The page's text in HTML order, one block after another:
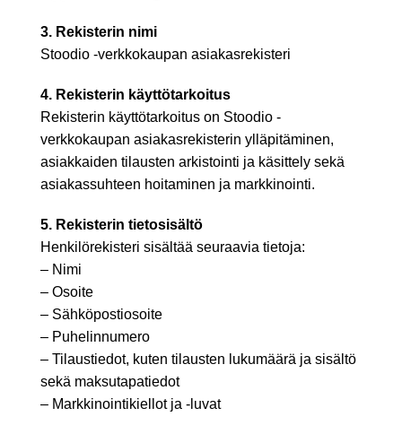
3. Rekisterin nimi
Stoodio -verkkokaupan asiakasrekisteri
4. Rekisterin käyttötarkoitus
Rekisterin käyttötarkoitus on Stoodio -
verkkokaupan asiakasrekisterin ylläpitäminen,
asiakkaiden tilausten arkistointi ja käsittely sekä
asiakassuhteen hoitaminen ja markkinointi.
5. Rekisterin tietosisältö
Henkilörekisteri sisältää seuraavia tietoja:
– Nimi
– Osoite
– Sähköpostiosoite
– Puhelinnumero
– Tilaustiedot, kuten tilausten lukumäärä ja sisältö
sekä maksutapatiedot
– Markkinointikiellot ja -luvat